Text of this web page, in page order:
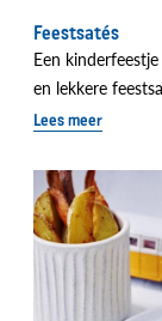
Feestsatés
Een
en lekkere
Lees meer